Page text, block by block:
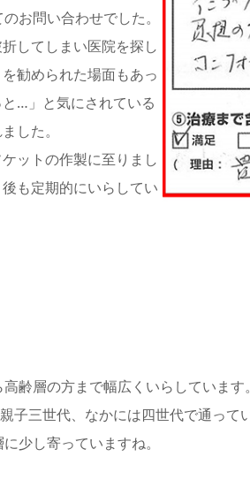
お問い合わせでした。
してしまい医院を探し
勧められた場面もあっ
…」と気にされている
した。
ットの作製に至りまし
も定期的にいらしてい
齢層の方まで幅広くいらしていま
三世代、なかには四世代で通って
少し寄っていますね。